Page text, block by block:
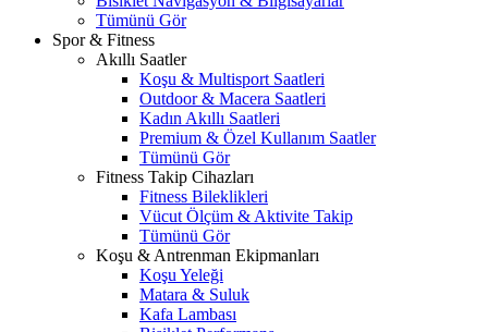
Tümünü Gör
Spor & Fitness
Akıllı Saatler
Koşu & Multisport Saatleri
Outdoor & Macera Saatleri
Kadın Akıllı Saatleri
Premium & Özel Kullanım Saatler
Tümünü Gör
Fitness Takip Cihazları
Fitness Bileklikleri
Vücut Ölçüm & Aktivite Takip
Tümünü Gör
Koşu & Antrenman Ekipmanları
Koşu Yeleği
Matara & Suluk
Kafa Lambası